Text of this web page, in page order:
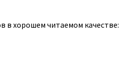
в хорошем читаемом качестве: